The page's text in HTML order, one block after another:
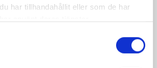
har tillhandahållit eller som de har